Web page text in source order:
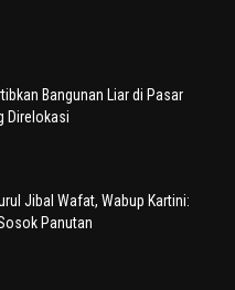
Bangunan Liar di Pasar
Direlokasi
Jibal Wafat, Wabup Kartini:
Panutan